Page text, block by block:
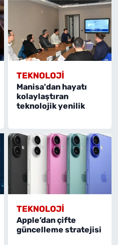
TEKNOLOJI
Manisa'dan hayatı
kolaylaştıran
teknolojik yenilik
TEKNOLOJI
Apple’dan çifte
güncelleme stratejisi